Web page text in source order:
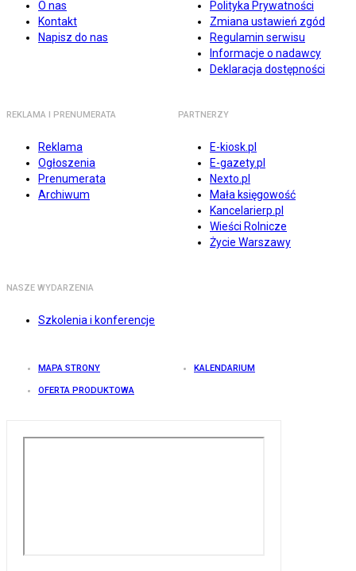
O nas
Kontakt
Napisz do nas
Polityka Prywatności
Zmiana ustawień zgód
Regulamin serwisu
Informacje o nadawcy
Deklaracja dostępności
REKLAMA I PRENUMERATA
Reklama
Ogłoszenia
Prenumerata
Archiwum
PARTNERZY
E-kiosk.pl
E-gazety.pl
Nexto.pl
Mała księgowość
Kancelarierp.pl
Wieści Rolnicze
Życie Warszawy
NASZE WYDARZENIA
Szkolenia i konferencje
MAPA STRONY KALENDARIUM
OFERTA PRODUKTOWA